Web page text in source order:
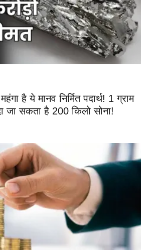
है ये मानव निर्मित पदार्थ! 1 ग्राम
जा सकता है 200 किलो सोना!